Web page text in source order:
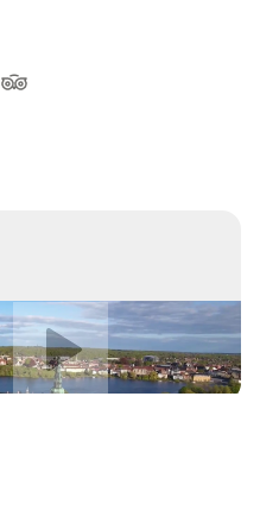
TripAdvisor
Video abspielen